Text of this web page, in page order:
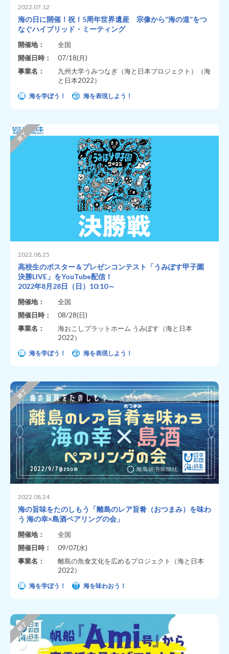
2022.07.12
海の日に開催！祝！5周年世界遺産 宗像から”海の道”をつ
なぐハイブリッド・ミーティング
開催地：
全国
開催日時：
07/18(月)
事業名：
九州大学うみつなぎ（海と日本プロジェクト）（海
と日本2022）
海を学ぼう！ 海を表現しよう！
2022.08.25
高校生のポスター＆プレゼンコンテスト「うみぽす甲子園
決勝LIVE」をYouTube配信！
2022年8月28日（日）10:10～
開催地：
全国
開催日時：
08/28(日)
事業名：
海おこしプラットホーム うみぽす（海と日本
2022）
海を学ぼう！ 海を表現しよう！
2022.08.24
海の旨味をたのしもう「離島のレア旨肴（おつまみ）を味わ
う 海の幸×島酒ペアリングの会」
開催地：
全国
開催日時：
09/07(水)
事業名：
離島の魚食文化を広めるプロジェクト（海と日本
2022）
海を学ぼう！ 海を味わおう！